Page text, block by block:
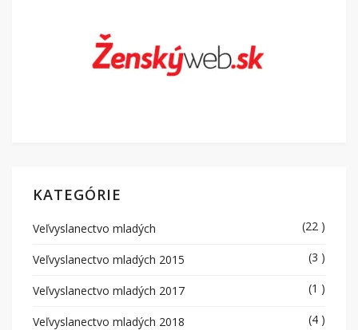
KATEGÓRIE
Veľvyslanectvo mladých (22 )
Veľvyslanectvo mladých 2015 (3 )
Veľvyslanectvo mladých 2017 (1 )
Veľvyslanectvo mladých 2018 (4 )